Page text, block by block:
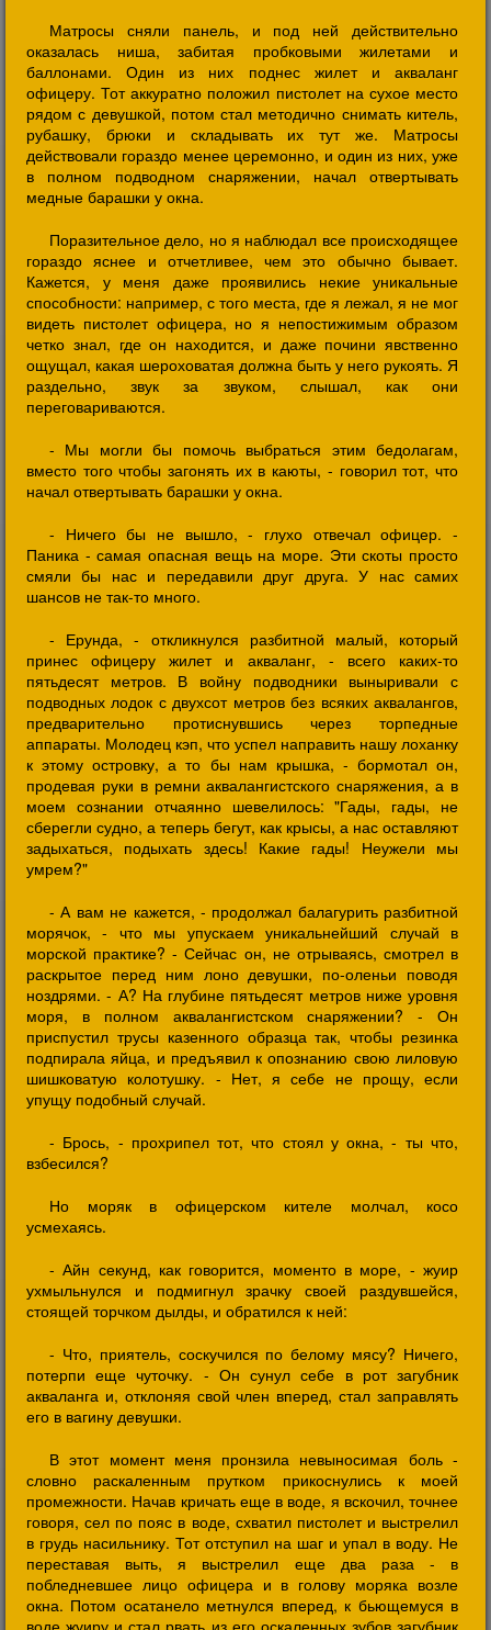
Матросы сняли панель, и под ней действительно
оказалась ниша, забитая пробковыми жилетами и
баллонами. Один из них поднес жилет и акваланг
офицеру. Тот аккуратно положил пистолет на сухое место
рядом с девушкой, потом стал методично снимать китель,
рубашку, брюки и складывать их тут же. Матросы
действовали гораздо менее церемонно, и один из них, уже
в полном подводном снаряжении, начал отвертывать
медные барашки у окна.
Поразительное дело, но я наблюдал все происходящее
гораздо яснее и отчетливее, чем это обычно бывает.
Кажется, у меня даже проявились некие уникальные
способности: например, с того места, где я лежал, я не мог
видеть пистолет офицера, но я непостижимым образом
четко знал, где он находится, и даже почини явственно
ощущал, какая шероховатая должна быть у него рукоять. Я
раздельно, звук за звуком, слышал, как они
переговариваются.
- Мы могли бы помочь выбраться этим бедолагам,
вместо того чтобы загонять их в каюты, - говорил тот, что
начал отвертывать барашки у окна.
- Ничего бы не вышло, - глухо отвечал офицер. -
Паника - самая опасная вещь на море. Эти скоты просто
смяли бы нас и передавили друг друга. У нас самих
шансов не так-то много.
- Ерунда, - откликнулся разбитной малый, который
принес офицеру жилет и акваланг, - всего каких-то
пятьдесят метров. В войну подводники выныривали с
подводных лодок с двухсот метров без всяких аквалангов,
предварительно протиснувшись через торпедные
аппараты. Молодец кэп, что успел направить нашу лоханку
к этому островку, а то бы нам крышка, - бормотал он,
продевая руки в ремни аквалангистского снаряжения, а в
моем сознании отчаянно шевелилось: "Гады, гады, не
сберегли судно, а теперь бегут, как крысы, а нас оставляют
задыхаться, подыхать здесь! Какие гады! Неужели мы
умрем?"
- А вам не кажется, - продолжал балагурить разбитной
морячок, - что мы упускаем уникальнейший случай в
морской практике? - Сейчас он, не отрываясь, смотрел в
раскрытое перед ним лоно девушки, по-оленьи поводя
ноздрями. - А? На глубине пятьдесят метров ниже уровня
моря, в полном аквалангистском снаряжении? - Он
приспустил трусы казенного образца так, чтобы резинка
подпирала яйца, и предъявил к опознанию свою лиловую
шишковатую колотушку. - Нет, я себе не прощу, если
упущу подобный случай.
- Брось, - прохрипел тот, что стоял у окна, - ты что,
взбесился?
Но моряк в офицерском кителе молчал, косо
усмехаясь.
- Айн секунд, как говорится, моменто в море, - жуир
ухмыльнулся и подмигнул зрачку своей раздувшейся,
стоящей торчком дылды, и обратился к ней:
- Что, приятель, соскучился по белому мясу? Ничего,
потерпи еще чуточку. - Он сунул себе в рот загубник
акваланга и, отклоняя свой член вперед, стал заправлять
его в вагину девушки.
В этот момент меня пронзила невыносимая боль -
словно раскаленным прутком прикоснулись к моей
промежности. Начав кричать еще в воде, я вскочил, точнее
говоря, сел по пояс в воде, схватил пистолет и выстрелил
в грудь насильнику. Тот отступил на шаг и упал в воду. Не
переставая выть, я выстрелил еще два раза - в
побледневшее лицо офицера и в голову моряка возле
окна. Потом осатанело метнулся вперед, к бьющемуся в
воде жуиру и стал рвать из его оскаленных зубов загубник